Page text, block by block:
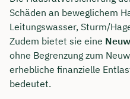
Schäden an beweglichem
Leitungswasser, Sturm/
Zudem bietet sie eine
ohne Begrenzung zum
erhebliche finanzielle
bedeutet.